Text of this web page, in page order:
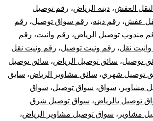
لنقل العفش، دينه الرياض، رقم توصيل
عفش، رقم دينه، رقم سواق توصيل، رقم
مندوب توصيل الرياض، رقم وانيت، رقم
نقل، رقم ونيت توصيل، رقم ونيت نقل
توصيل، سائق توصيل الرياض، سائق توصيل
توصيل شهري، سائق مشاوير الرياض، سايق
مشاوير ، سواق، سواق توصيل، سواق
توصيل بالرياض، سواق توصيل شرق
مشاوير ، سواق توصيل مشاوير الرياض،